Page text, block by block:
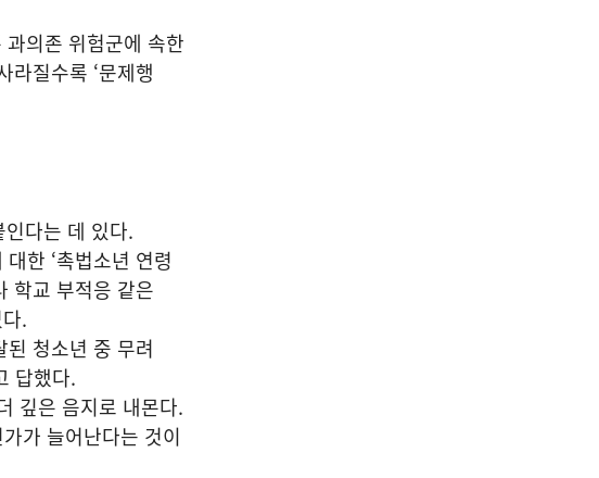
의존 위험군에 속한
라질수록 ‘문제행
인다는 데 있다.
한 ‘촉법소년 연령
학교 부적응 같은
.
된 청소년 중 무려
답했다.
깊은 음지로 내몬다.
가 늘어난다는 것이